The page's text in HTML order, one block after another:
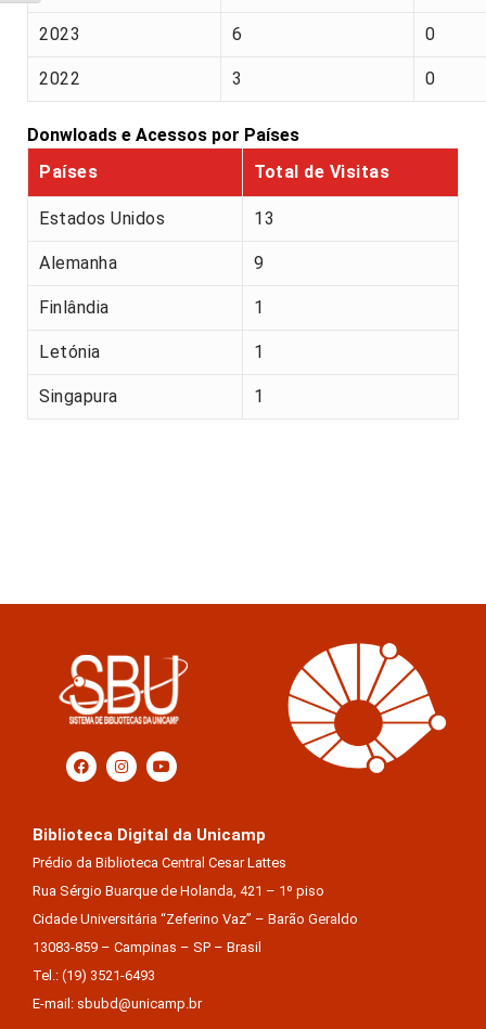
2023 6 0
2022 3 0
Donwloads e Acessos por Países
Países
Total de Visitas
Estados Unidos 13
Alemanha 9
Finlândia 1
Letónia 1
Singapura 1
Biblioteca Digital da Unicamp
Prédio da Biblioteca Central Cesar Lattes
Rua Sérgio Buarque de Holanda, 421 – 1º piso
Cidade Universitária “Zeferino Vaz” – Barão Geraldo
13083-859 – Campinas – SP – Brasil
Tel.: (19) 3521-6493
E-mail: sbubd@unicamp.br